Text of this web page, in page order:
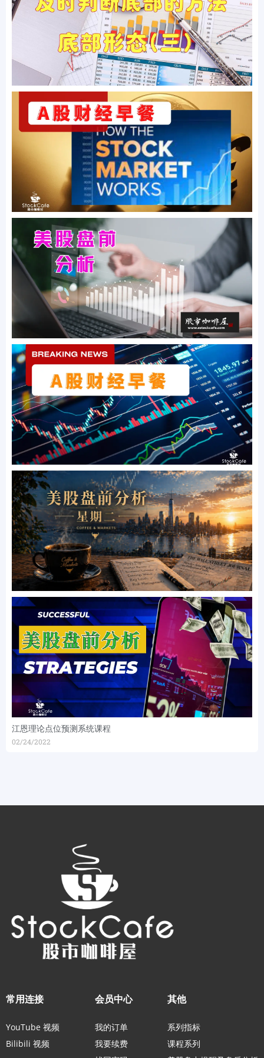
江恩理论点位预测系统课程
02/24/2022
常用连接
YouTube 视频
Bilibili 视频
会员中心
我的订单
我要续费
其他
系列指标
课程系列